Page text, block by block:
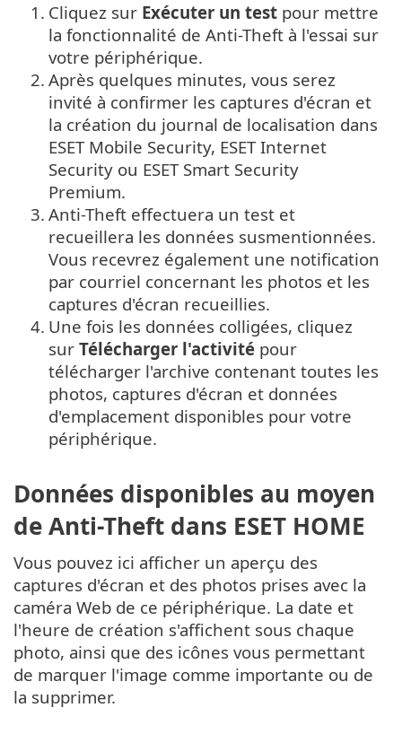
1. Cliquez sur Exécuter un test pour mettre
la fonctionnalité de Anti-Theft à l'essai sur
votre périphérique.
2. Après quelques minutes, vous serez
invité à confirmer les captures d'écran et
la création du journal de localisation dans
ESET Mobile Security, ESET Internet
Security ou ESET Smart Security
Premium.
3. Anti-Theft effectuera un test et
recueillera les données susmentionnées.
Vous recevrez également une notification
par courriel concernant les photos et les
captures d'écran recueillies.
4. Une fois les données colligées, cliquez
sur Télécharger l'activité pour
télécharger l'archive contenant toutes les
photos, captures d'écran et données
d'emplacement disponibles pour votre
périphérique.
Données disponibles au moyen
de Anti-Theft dans ESET HOME
Vous pouvez ici afficher un aperçu des
captures d'écran et des photos prises avec la
caméra Web de ce périphérique. La date et
l'heure de création s'affichent sous chaque
photo, ainsi que des icônes vous permettant
de marquer l'image comme importante ou de
la supprimer.